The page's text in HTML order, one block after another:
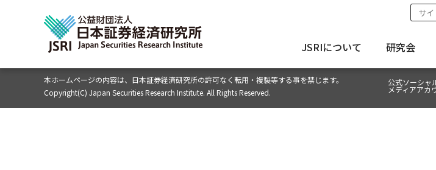
JSRIについて 研究会
公式ソーシャ
メディアアカ
本ホームページの内容は、 日本証券経済研究所の許可なく転用・複製等する事を禁じます。
Copyright(C) Japan Securities Research Institute. All Rights Reserved.